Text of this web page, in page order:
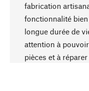
fabrication
fonctionnalité
longue durée de
attention à
pièces et à